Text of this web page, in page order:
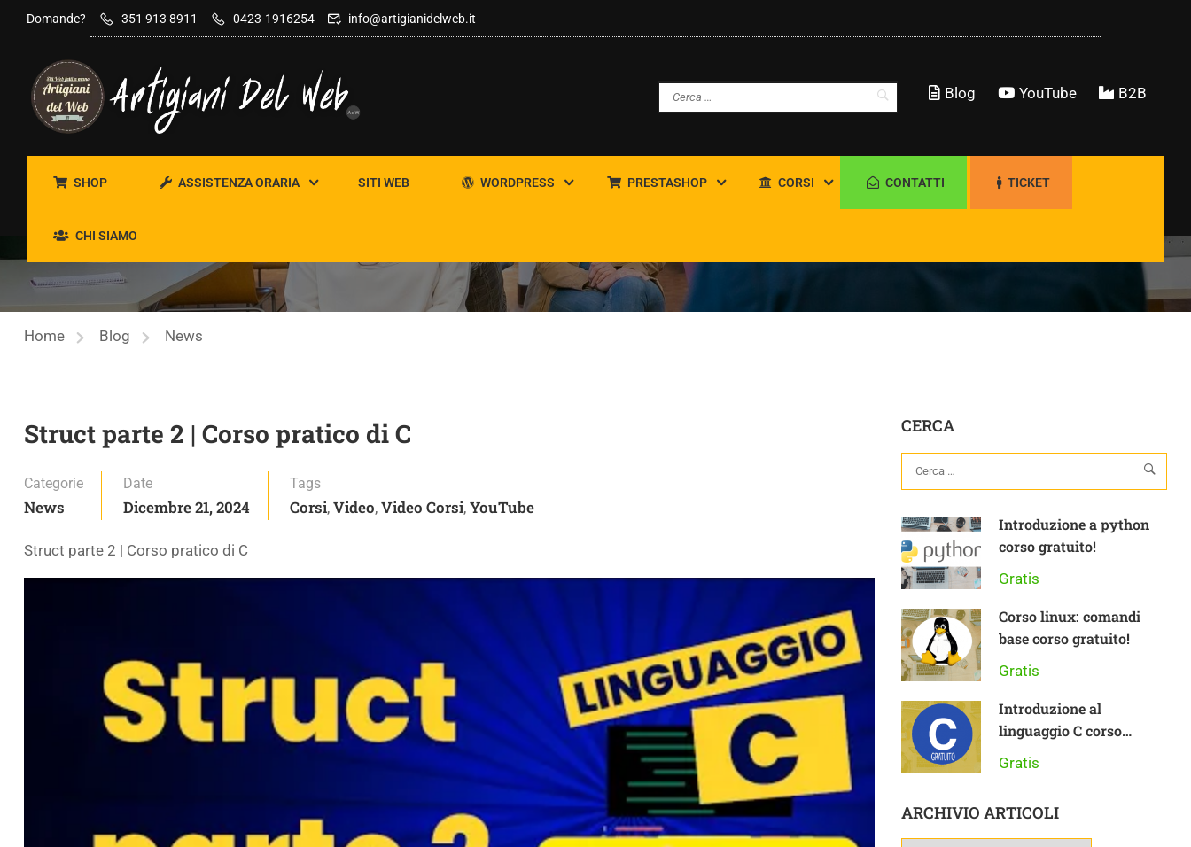
contenuto
Domande? 351 913 8911 0423-1916254 info@artigianidelweb.it
B2B
YouTube
Blog
SHOP ASSISTENZA ORARIA SITI WEB WORDPRESS PRESTASHOP CORSI CONTATTI TICKET
CHI SIAMO
NEWS
Home Blog News
Struct parte 2 | Corso pratico di C
Categorie
News
Date
Dicembre 21, 2024
Tags
Corsi, Video, Video Corsi, YouTube
Struct parte 2 | Corso pratico di C
CERCA
Introduzione a python
corso gratuito!
Gratis
Corso linux: comandi
base corso gratuito!
Gratis
Introduzione al
linguaggio C corso
gratuito
Gratis
ARCHIVIO ARTICOLI